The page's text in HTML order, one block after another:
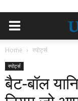
Home स्पोर्ट्स
स्पोर्ट्स
बैट-बॉल